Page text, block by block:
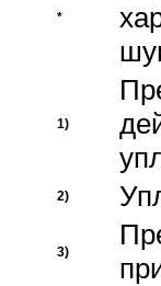
*
1)
2)
3)